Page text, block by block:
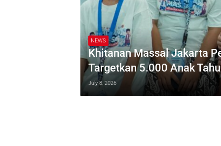
NEWS
Khitanan Massal Jakarta
Targetkan 5.000 Anak
July 8, 2026